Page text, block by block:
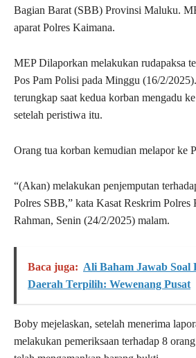
Bagian Barat (SBB) Provinsi Maluku.
aparat Polres Kaimana.
MEP Dilaporkan melakukan rudapaksa
Pos Pam Polisi pada Minggu (16/2/
terungkap saat kedua korban mengadu
setelah peristiwa itu.
Orang tua korban kemudian melapor ke
“(Akan) melakukan penjemputan
Polres SBB,” kata Kasat Reskrim
Rahman, Senin (24/2/2025) malam.
Baca juga: Ali Baham Jawab Soal
Daerah Terpilih: Wewenang Pusat
Boby mejelaskan, setelah menerima
melakukan pemeriksaan terhadap 8